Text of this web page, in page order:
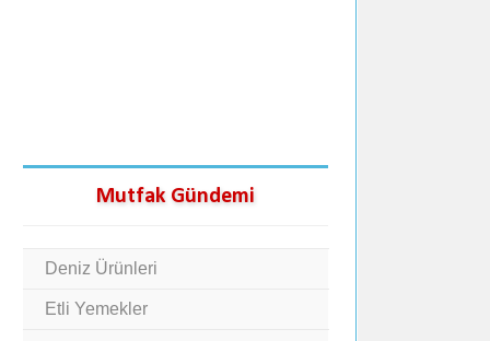
Mutfak Gündemi
Deniz Ürünleri
Etli Yemekler